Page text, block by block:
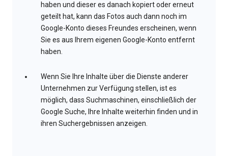
haben und dieser es danach kopiert oder erneut
geteilt hat, kann das Fotos auch dann noch im
Google-Konto dieses Freundes erscheinen, wenn
Sie es aus Ihrem eigenen Google-Konto entfernt
haben.
Wenn Sie Ihre Inhalte über die Dienste anderer
Unternehmen zur Verfügung stellen, ist es
möglich, dass Suchmaschinen, einschließlich der
Google Suche, Ihre Inhalte weiterhin finden und in
ihren Suchergebnissen anzeigen.